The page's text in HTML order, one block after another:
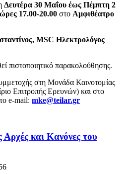
Δευτέρα 30 Μαΐου έως Πέμπτη 2
17.00-20.00 στο Αμφιθέατρο
MSC Ηλεκτρολόγος
πιστοποιητικό παρακολούθησης.
στη Μονάδα Καινοτομίας
Επιτροπής Ερευνών) και στο
e-mail: mke@teilar.gr
Αρχές και Κανόνες του